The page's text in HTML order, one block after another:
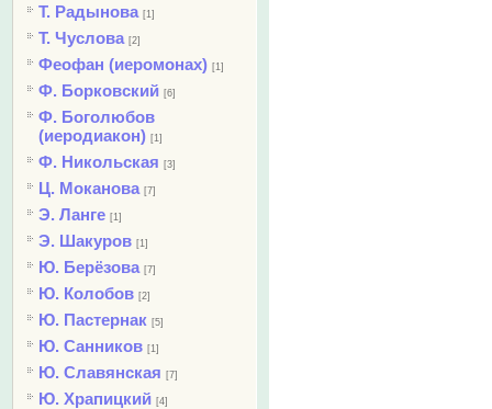
Т. Радынова [1]
Т. Чуслова [2]
Феофан (иеромонах) [1]
Ф. Борковский [6]
Ф. Боголюбов
(иеродиакон) [1]
Ф. Никольская [3]
Ц. Моканова [7]
Э. Ланге [1]
Э. Шакуров [1]
Ю. Берёзова [7]
Ю. Колобов [2]
Ю. Пастернак [5]
Ю. Санников [1]
Ю. Славянская [7]
Ю. Храпицкий [4]